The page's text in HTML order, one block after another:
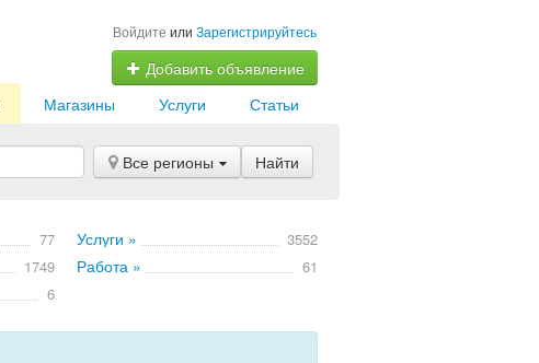
Войдите или Зарегистрируйтесь
Добавить объявление
Статьи
Услуги
Магазины
Все регионы Найти
77 Услуги » 3552
1749 Работа » 61
6